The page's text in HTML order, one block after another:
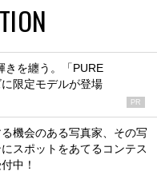
きを纏う。「PURE
限定モデルが登場
PR
機会のある写真家、その写
スポットをあてるコンテス
中！